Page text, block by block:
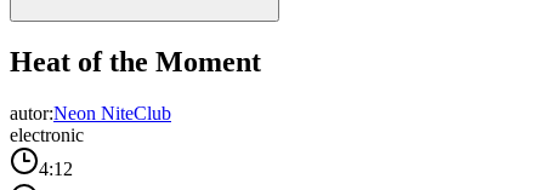
Heat of the Moment
autor:Neon NiteClub
electronic
4:12